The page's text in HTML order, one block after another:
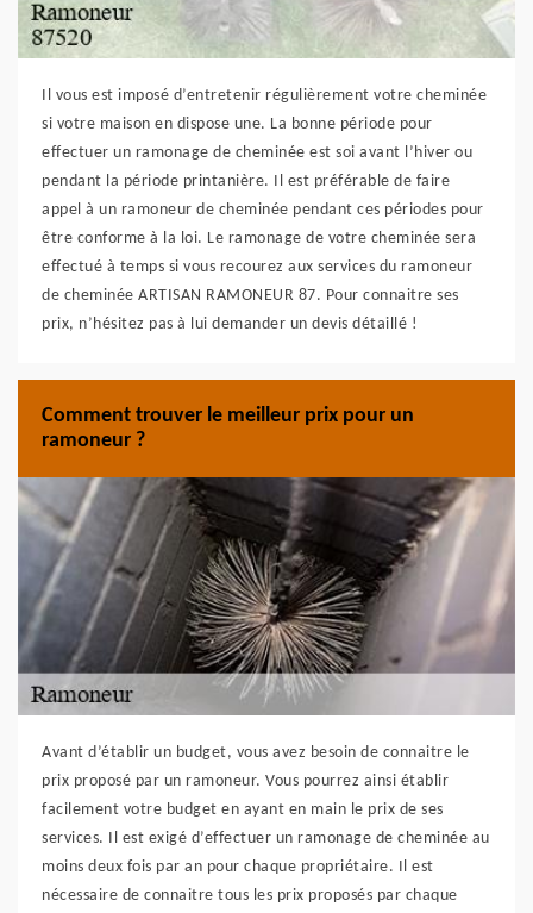
Il vous est imposé d’entretenir régulièrement votre cheminée
si votre maison en dispose une. La bonne période pour
effectuer un ramonage de cheminée est soi avant l’hiver ou
pendant la période printanière. Il est préférable de faire
appel à un ramoneur de cheminée pendant ces périodes pour
être conforme à la loi. Le ramonage de votre cheminée sera
effectué à temps si vous recourez aux services du ramoneur
de cheminée ARTISAN RAMONEUR 87. Pour connaitre ses
prix, n’hésitez pas à lui demander un devis détaillé !
Comment trouver le meilleur prix pour un
ramoneur ?
Avant d’établir un budget, vous avez besoin de connaitre le
prix proposé par un ramoneur. Vous pourrez ainsi établir
facilement votre budget en ayant en main le prix de ses
services. Il est exigé d’effectuer un ramonage de cheminée au
moins deux fois par an pour chaque propriétaire. Il est
nécessaire de connaitre tous les prix proposés par chaque